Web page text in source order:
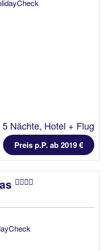
5 Nächte, Hotel + Flug
Preis p.P. ab 2019 €